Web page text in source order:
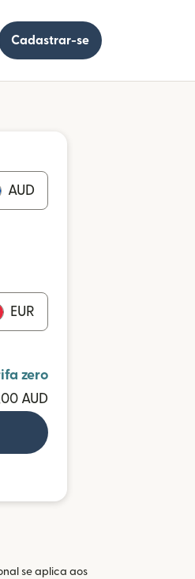
Cadastrar-se
AUD
EUR
zero
AUD
se aplica aos